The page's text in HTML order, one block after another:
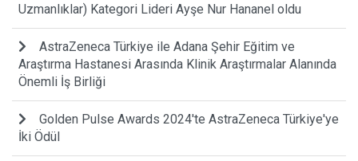
Uzmanlıklar) Kategori Lideri Ayşe Nur Hananel oldu
AstraZeneca Türkiye ile Adana Şehir Eğitim ve
Araştırma Hastanesi Arasında Klinik Araştırmalar Alanında
Önemli İş Birliği
Golden Pulse Awards 2024'te AstraZeneca Türkiye'ye
İki Ödül